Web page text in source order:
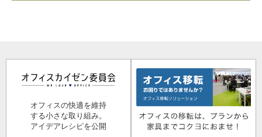
オフィスの快適を維持
する小さな取り組み。
アイデアレシピを公開